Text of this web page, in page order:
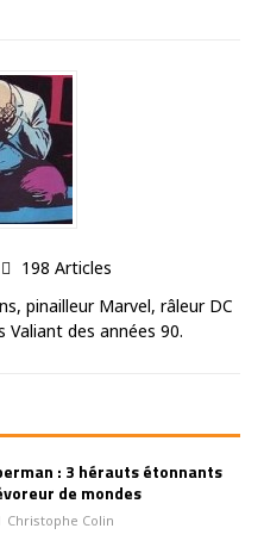
198 Articles
pinailleur Marvel, râleur DC
des années 90.
: 3 hérauts étonnants
de mondes
Christophe Colin